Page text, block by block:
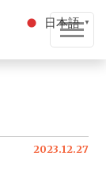
2023.12.27
日本語 ▼